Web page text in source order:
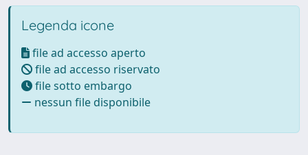
Legenda icone
file ad accesso aperto
file ad accesso riservato
file sotto embargo
nessun file disponibile